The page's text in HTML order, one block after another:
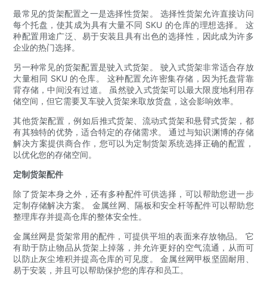
最常见的货架配置之一是选择性货架。 选择性货架允许直接访问
每个托盘，使其成为具有大量不同 SKU 的仓库的理想选择。 这
种配置用途广泛、易于安装且具有出色的选择性，因此成为许多
企业的热门选择。
另一种常见的货架配置是驶入式货架。 驶入式货架非常适合存放
大量相同 SKU 的仓库。 这种配置允许密集存储，因为托盘背靠
背存储，中间没有过道。 虽然驶入式货架可以最大限度地利用存
储空间，但它需要叉车驶入货架来取放货盘，这会影响效率。
其他货架配置，例如后推式货架、流动式货架和悬臂式货架，都
有其独特的优势，适合特定的存储需求。 通过与知识渊博的存储
解决方案提供商合作，您可以为定制货架系统选择正确的配置，
以优化您的存储空间。
定制货架配件
除了货架本身之外，还有多种配件可供选择，可以帮助您进一步
定制存储解决方案。 金属丝网、隔板和安全杆等配件可以帮助您
整理库存并提高仓库的整体安全性。
金属丝网是货架常用的配件，可提供平坦的表面来存放物品。 它
有助于防止物品从货架上掉落，并允许更好的空气流通，从而可
以防止灰尘堆积并提高仓库的可见度。 金属丝网甲板坚固耐用、
易于安装，并且可以帮助保护您的库存和员工。